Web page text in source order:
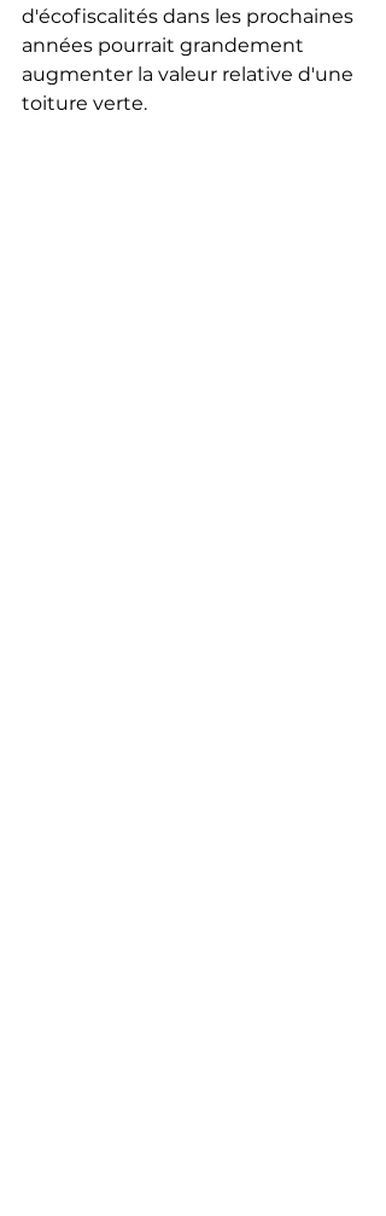
d'écofiscalités dans les prochaines
années pourrait grandement
augmenter la valeur relative d'une
toiture verte.